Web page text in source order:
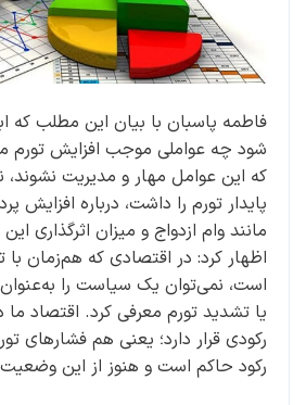
فاطمه پاسبان با بیان این مطلب که
شود چه عواملی موجب افزایش تورم
که این عوامل مهار و مدیریت نشوند،
پایدار تورم را داشت، درباره افزایش
مانند وام ازدواج و میزان اثرگذاری
اظهار کرد: در اقتصادی که هم‌زمان با
است، نمی‌توان یک سیاست را
یا تشدید تورم معرفی کرد. اقتصاد ما
رکودی قرار دارد؛ یعنی هم فشارهای
رکود حاکم است و هنوز از این